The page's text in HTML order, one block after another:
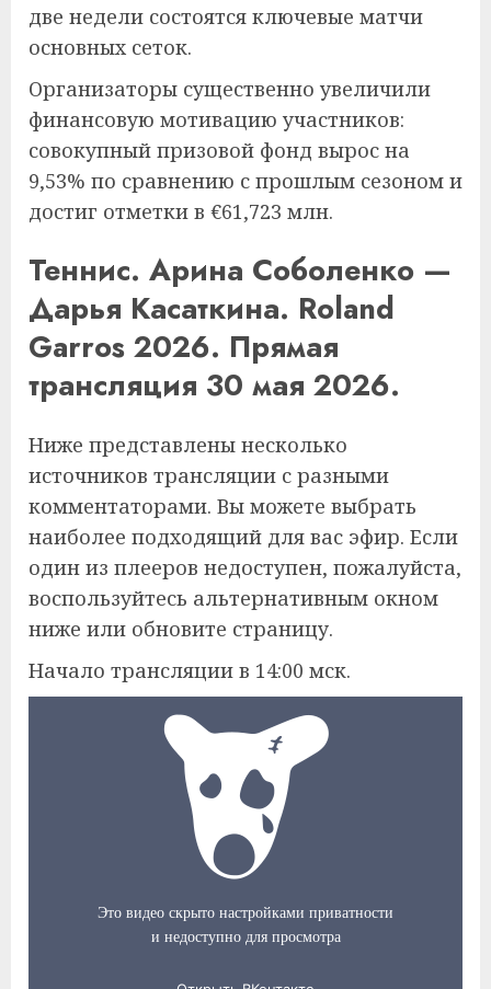
две недели состоятся ключевые матчи
основных сеток.
Организаторы существенно увеличили
финансовую мотивацию участников:
совокупный призовой фонд вырос на
9,53% по сравнению с прошлым сезоном и
достиг отметки в €61,723 млн.
Теннис. Арина Соболенко —
Дарья Касаткина. Roland
Garros 2026. Прямая
трансляция 30 мая 2026.
Ниже представлены несколько
источников трансляции с разными
комментаторами. Вы можете выбрать
наиболее подходящий для вас эфир. Если
один из плееров недоступен, пожалуйста,
воспользуйтесь альтернативным окном
ниже или обновите страницу.
Начало трансляции в 14:00 мск.